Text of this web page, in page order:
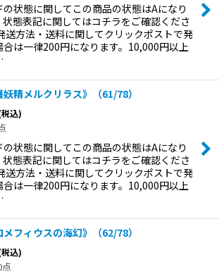
の状態に関してこの商品の状態はAになり
状態表記に関してはコチラをご確認くださ
送方法・送料に関してクリックポストで発
合は一律200円になります。10,000円以上
妖精メルクリラス》（61/78）
込)
の状態に関してこの商品の状態はAになり
状態表記に関してはコチラをご確認くださ
送方法・送料に関してクリックポストで発
合は一律200円になります。10,000円以上
メフィウスの海幻》（62/78）
込)